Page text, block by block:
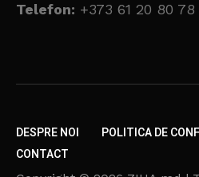
Telefon: +373 61 20 80 78
DESPRE NOI
POLITICA DE
CONTACT